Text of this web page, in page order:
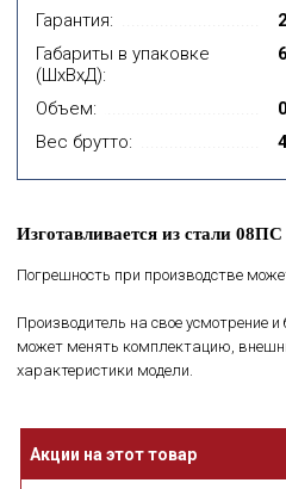
Гарантия:
Габариты в упаковке
(ШхВхД):
Объем:
Вес брутто:
Изготавливается из стали
Погрешность при производстве
Производитель на свое усмотрение
может менять комплектацию,
характеристики модели.
Акции на этот товар